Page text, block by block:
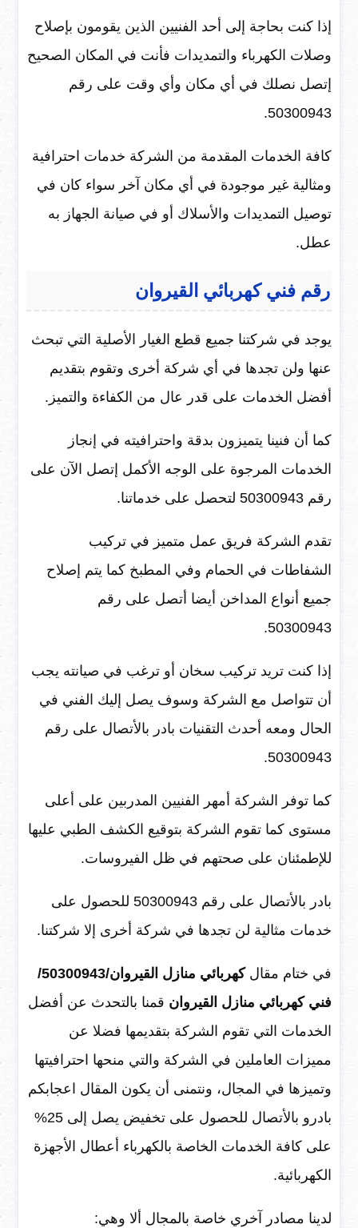
إذا كنت بحاجة إلى أحد الفنيين الذين يقومون بإصلاح
وصلات الكهرباء والتمديدات فأنت في المكان الصحيح
إتصل نصلك في أي مكان وأي وقت على رقم
50300943.
كافة الخدمات المقدمة من الشركة خدمات احترافية
ومثالية غير موجودة في أي مكان آخر سواء كان في
توصيل التمديدات والأسلاك أو في صيانة الجهاز به
عطل.
رقم فني كهربائي القيروان
يوجد في شركتنا جميع قطع الغيار الأصلية التي تبحث
عنها ولن تجدها في أي شركة أخرى وتقوم بتقديم
أفضل الخدمات على قدر عال من الكفاءة والتميز.
كما أن فنينا يتميزون بدقة واحترافيته في إنجاز
الخدمات المرجوة على الوجه الأكمل إتصل الآن على
رقم 50300943 لتحصل على خدماتنا.
تقدم الشركة فريق عمل متميز في تركيب
الشفاطات في الحمام وفي المطبخ كما يتم إصلاح
جميع أنواع المداخن أيضا أتصل على رقم
50300943.
إذا كنت تريد تركيب سخان أو ترغب في صيانته يجب
أن تتواصل مع الشركة وسوف يصل إليك الفني في
الحال ومعه أحدث التقنيات بادر بالأتصال على رقم
50300943.
كما توفر الشركة أمهر الفنيين المدربين على أعلى
مستوى كما تقوم الشركة بتوقيع الكشف الطبي عليها
للإطمئنان على صحتهم في ظل الفيروسات.
بادر بالأتصال على رقم 50300943 للحصول على
خدمات مثالية لن تجدها في شركة أخرى إلا شركتنا.
في ختام مقال
كهربائي منازل القيروان/50300943/
فني كهربائي منازل القيروان قمنا بالتحدث عن أفضل
الخدمات التي تقوم الشركة بتقديمها فضلا عن
مميزات العاملين في الشركة والتي منحها احترافيتها
وتميزها في المجال، ونتمنى أن يكون المقال اعجابكم
بادرو بالأتصال للحصول على تخفيض يصل إلى 25%
على كافة الخدمات الخاصة بالكهرباء أعطال الأجهزة
الكهربائية.
لدينا مصادر آخري خاصة بالمجال ألا وهي: